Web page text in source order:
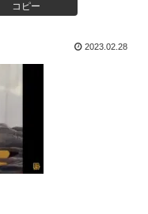
コピー
2023.02.28